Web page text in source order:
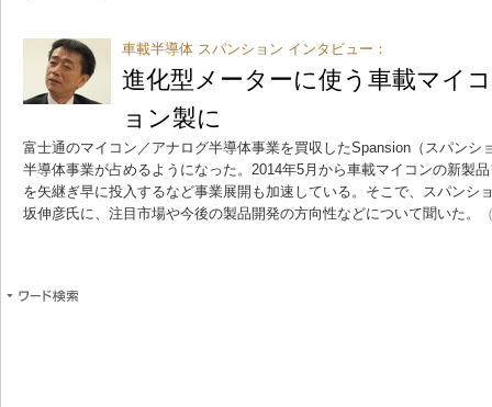
車載半導体 スパンション インタビュー：
進化型メーターに使う車載マイ
ョン製に
富士通のマイコン／アナログ半導体事業を買収したSpansion（スパンシ
半導体事業が占めるようになった。2014年5月から車載マイコンの新製
を矢継ぎ早に投入するなど事業展開も加速している。そこで、スパンシ
坂伸彦氏に、注目市場や今後の製品開発の方向性などについて聞いた。